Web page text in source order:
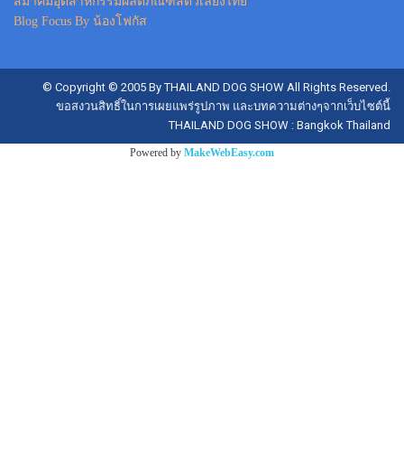
Blog Focus By น้องโฟกัส
© Copyright © 2005 By THAILAND DOG SHOW All Rights Reserved.
ขอสงวนสิทธิ์ในการเผยแพร่รูปภาพ และบทความต่างๆจากเว็บไซต์นี้
THAILAND DOG SHOW : Bangkok Thailand
Powered by MakeWebEasy.com